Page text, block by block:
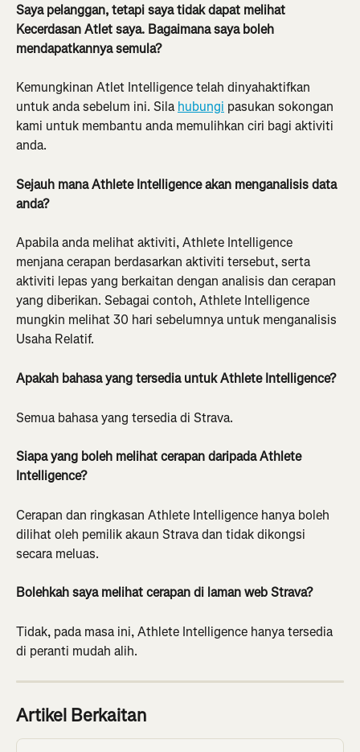
Saya pelanggan, tetapi saya tidak dapat melihat
Kecerdasan Atlet saya. Bagaimana saya boleh
mendapatkannya semula?
Kemungkinan Atlet Intelligence telah dinyahaktifkan
untuk anda sebelum ini. Sila hubungi pasukan sokongan
kami untuk membantu anda memulihkan ciri bagi aktiviti
anda.
Sejauh mana Athlete Intelligence akan menganalisis data
anda?
Apabila anda melihat aktiviti, Athlete Intelligence
menjana cerapan berdasarkan aktiviti tersebut, serta
aktiviti lepas yang berkaitan dengan analisis dan cerapan
yang diberikan. Sebagai contoh, Athlete Intelligence
mungkin melihat 30 hari sebelumnya untuk menganalisis
Usaha Relatif.
Apakah bahasa yang tersedia untuk Athlete Intelligence?
Semua bahasa yang tersedia di Strava.
Siapa yang boleh melihat cerapan daripada Athlete
Intelligence?
Cerapan dan ringkasan Athlete Intelligence hanya boleh
dilihat oleh pemilik akaun Strava dan tidak dikongsi
secara meluas.
Bolehkah saya melihat cerapan di laman web Strava?
Tidak, pada masa ini, Athlete Intelligence hanya tersedia
di peranti mudah alih.
Artikel Berkaitan